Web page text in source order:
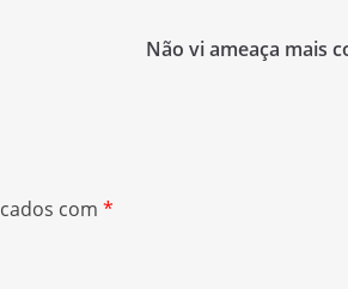
Não vi ameaça mais
com *